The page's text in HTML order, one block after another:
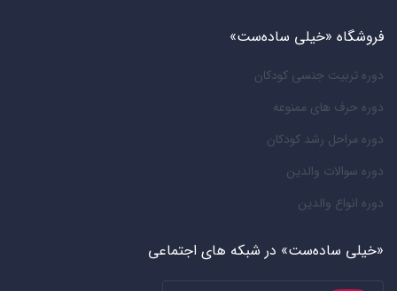
فروشگاه «خیلی ساده‌ست»
دوره تربیت جنسی کودکان
دوره حرف های ممنوعه
دوره مراحل رشد کودکان
دوره سوالات والدین
دوره انواع والدین
«خیلی ساده‌ست» در شبکه های اجتماعی